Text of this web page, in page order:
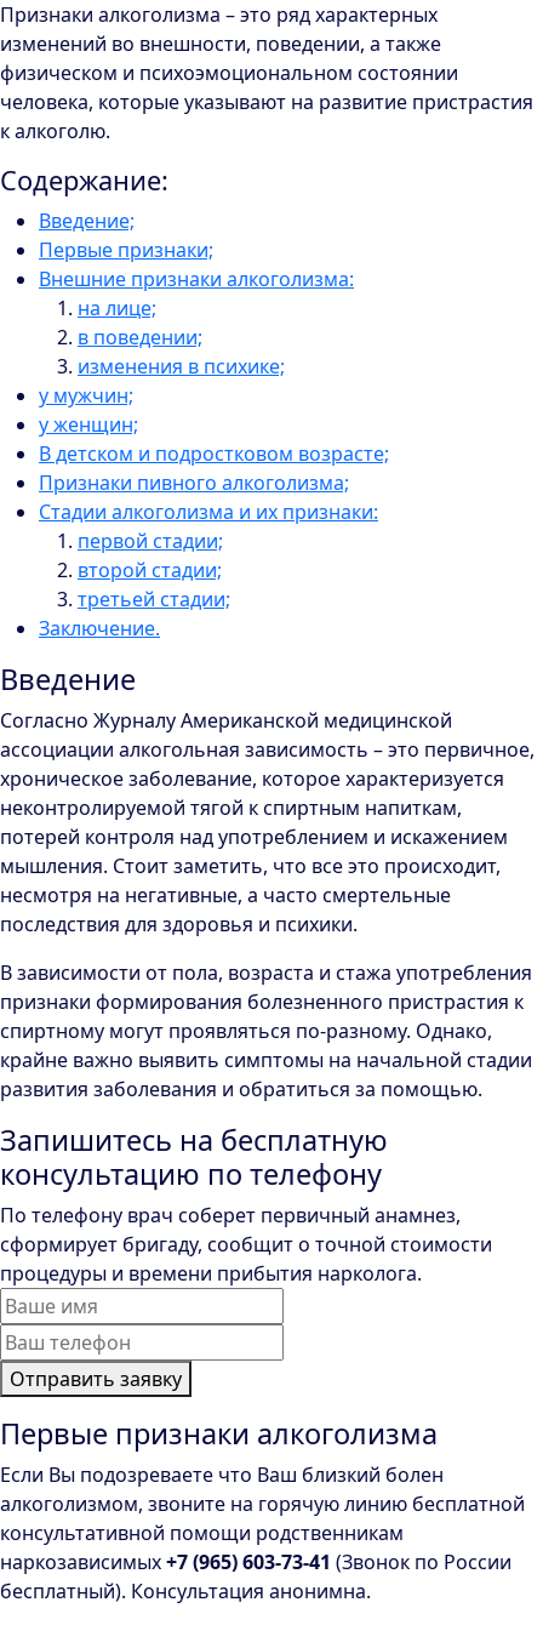
Признаки алкоголизма – это ряд характерных
изменений во внешности, поведении, а также
физическом и психоэмоциональном состоянии
человека, которые указывают на развитие пристрастия
к алкоголю.
Содержание:
Введение;
Первые признаки;
Внешние признаки алкоголизма:
на лице;
в поведении;
изменения в психике;
у мужчин;
у женщин;
В детском и подростковом возрасте;
Признаки пивного алкоголизма;
Стадии алкоголизма и их признаки:
первой стадии;
второй стадии;
третьей стадии;
Заключение.
Введение
Согласно Журналу Американской медицинской
ассоциации алкогольная зависимость – это первичное,
хроническое заболевание, которое характеризуется
неконтролируемой тягой к спиртным напиткам,
потерей контроля над употреблением и искажением
мышления. Стоит заметить, что все это происходит,
несмотря на негативные, а часто смертельные
последствия для здоровья и психики.
В зависимости от пола, возраста и стажа употребления
признаки формирования болезненного пристрастия к
спиртному могут проявляться по-разному. Однако,
крайне важно выявить симптомы на начальной стадии
развития заболевания и обратиться за помощью.
Запишитесь на бесплатную
консультацию по телефону
По телефону врач соберет первичный анамнез,
сформирует бригаду, сообщит о точной стоимости
процедуры и времени прибытия нарколога.
Отправить заявку
Первые признаки алкоголизма
Если Вы подозреваете что Ваш близкий болен
алкоголизмом, звоните на горячую линию бесплатной
консультативной помощи родственникам
наркозависимых+7 (965) 603-73-41 (Звонок по России
бесплатный). Консультация анонимна.